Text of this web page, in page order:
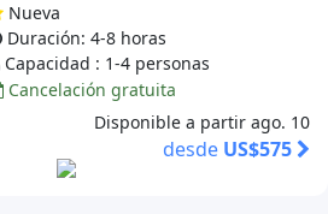
Nueva
Duración: 4-8 horas
Capacidad : 1-4 personas
Cancelación gratuita
Disponible a partir ago. 10
desde US$575